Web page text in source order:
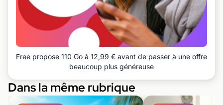
Free propose 110 Go à 12,99 € avant de passer à une offre
beaucoup plus généreuse
Dans la même rubrique